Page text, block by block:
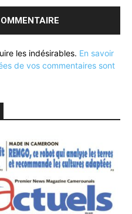
les indésirables. En savoir
de vos commentaires sont